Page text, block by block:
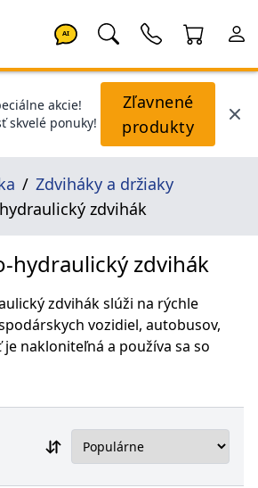
AI
akcie!
skvelé ponuky!
Zľavnené
produkty
Zdviháky a držiaky
zdvihák
hydraulický zdvihák
zdvihák slúži na rýchle
vozidiel, autobusov,
nakloniteľná a používa sa so